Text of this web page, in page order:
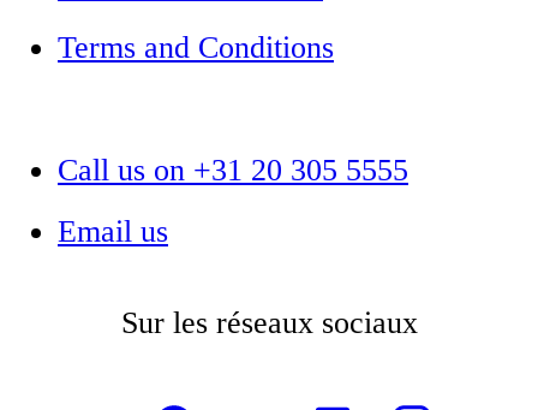
Terms and Conditions
Call us on +31 20 305 5555
Email us
Sur les réseaux sociaux